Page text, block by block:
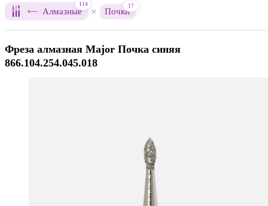
Алмазные
114
× Почки
17
Фреза алмазная Major Почка синяя
866.104.254.045.018